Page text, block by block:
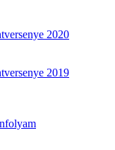
2020
2019